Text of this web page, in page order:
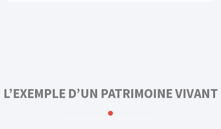
L’EXEMPLE D’UN PATRIMOINE VIVANT